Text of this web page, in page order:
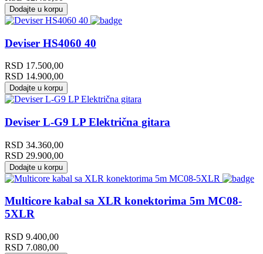
Dodajte u korpu
Deviser HS4060 40
RSD 17.500,00
RSD 14.900,00
Dodajte u korpu
Deviser L-G9 LP Električna gitara
RSD 34.360,00
RSD 29.900,00
Dodajte u korpu
Multicore kabal sa XLR konektorima 5m MC08-
5XLR
RSD 9.400,00
RSD 7.080,00